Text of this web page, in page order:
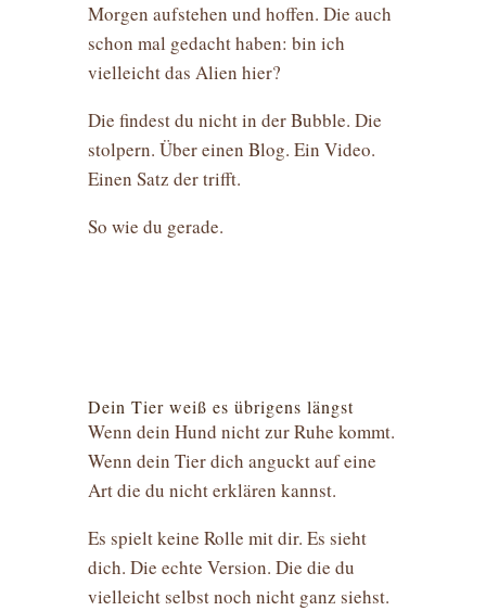
Morgen aufstehen und hoffen. Die auch
schon mal gedacht haben: bin ich
vielleicht das Alien hier?
Die findest du nicht in der Bubble. Die
stolpern. Über einen Blog. Ein Video.
Einen Satz der trifft.
So wie du gerade.
Dein Tier weiß es übrigens längst
Wenn dein Hund nicht zur Ruhe kommt.
Wenn dein Tier dich anguckt auf eine
Art die du nicht erklären kannst.
Es spielt keine Rolle mit dir. Es sieht
dich. Die echte Version. Die die du
vielleicht selbst noch nicht ganz siehst.